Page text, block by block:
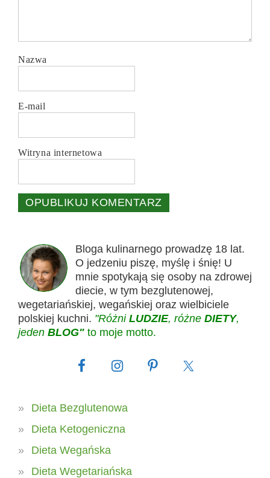
Nazwa
E-mail
Witryna internetowa
Bloga kulinarnego prowadzę 18 lat.
O jedzeniu piszę, myślę i śnię! U
mnie spotykają się osoby na zdrowej
diecie, w tym bezglutenowej,
wegetariańskiej, wegańskiej oraz wielbiciele
polskiej kuchni. "Różni LUDZIE, różne DIETY,
jeden BLOG" to moje motto.
Dieta Bezglutenowa
Dieta Ketogeniczna
Dieta Wegańska
Dieta Wegetariańska